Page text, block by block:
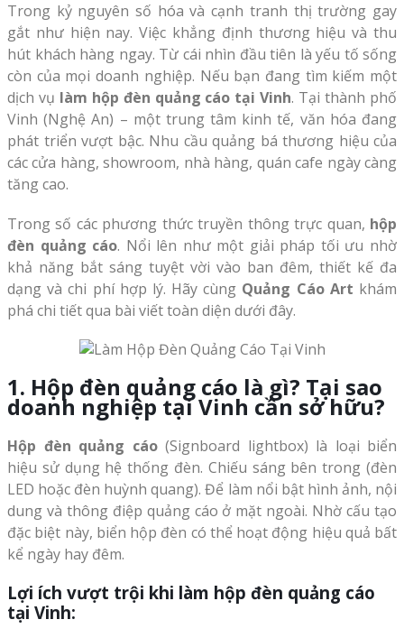
Trong kỷ nguyên số hóa và cạnh tranh thị trường gay
gắt như hiện nay. Việc khẳng định thương hiệu và thu
hút khách hàng ngay. Từ cái nhìn đầu tiên là yếu tố sống
còn của mọi doanh nghiệp. Nếu bạn đang tìm kiếm một
dịch vụ làm hộp đèn quảng cáo tại Vinh. Tại thành phố
Vinh (Nghệ An) – một trung tâm kinh tế, văn hóa đang
phát triển vượt bậc. Nhu cầu quảng bá thương hiệu của
các cửa hàng, showroom, nhà hàng, quán cafe ngày càng
tăng cao.
Trong số các phương thức truyền thông trực quan, hộp
đèn quảng cáo. Nổi lên như một giải pháp tối ưu nhờ
khả năng bắt sáng tuyệt vời vào ban đêm, thiết kế đa
dạng và chi phí hợp lý. Hãy cùng Quảng Cáo Art khám
phá chi tiết qua bài viết toàn diện dưới đây.
1. Hộp đèn quảng cáo là gì? Tại sao
doanh nghiệp tại Vinh cần sở hữu?
Hộp đèn quảng cáo(Signboard lightbox) là loại biển
hiệu sử dụng hệ thống đèn. Chiếu sáng bên trong (đèn
LED hoặc đèn huỳnh quang). Để làm nổi bật hình ảnh, nội
dung và thông điệp quảng cáo ở mặt ngoài. Nhờ cấu tạo
đặc biệt này, biển hộp đèn có thể hoạt động hiệu quả bất
kể ngày hay đêm.
Lợi ích vượt trội khi làm hộp đèn quảng cáo
tại Vinh: